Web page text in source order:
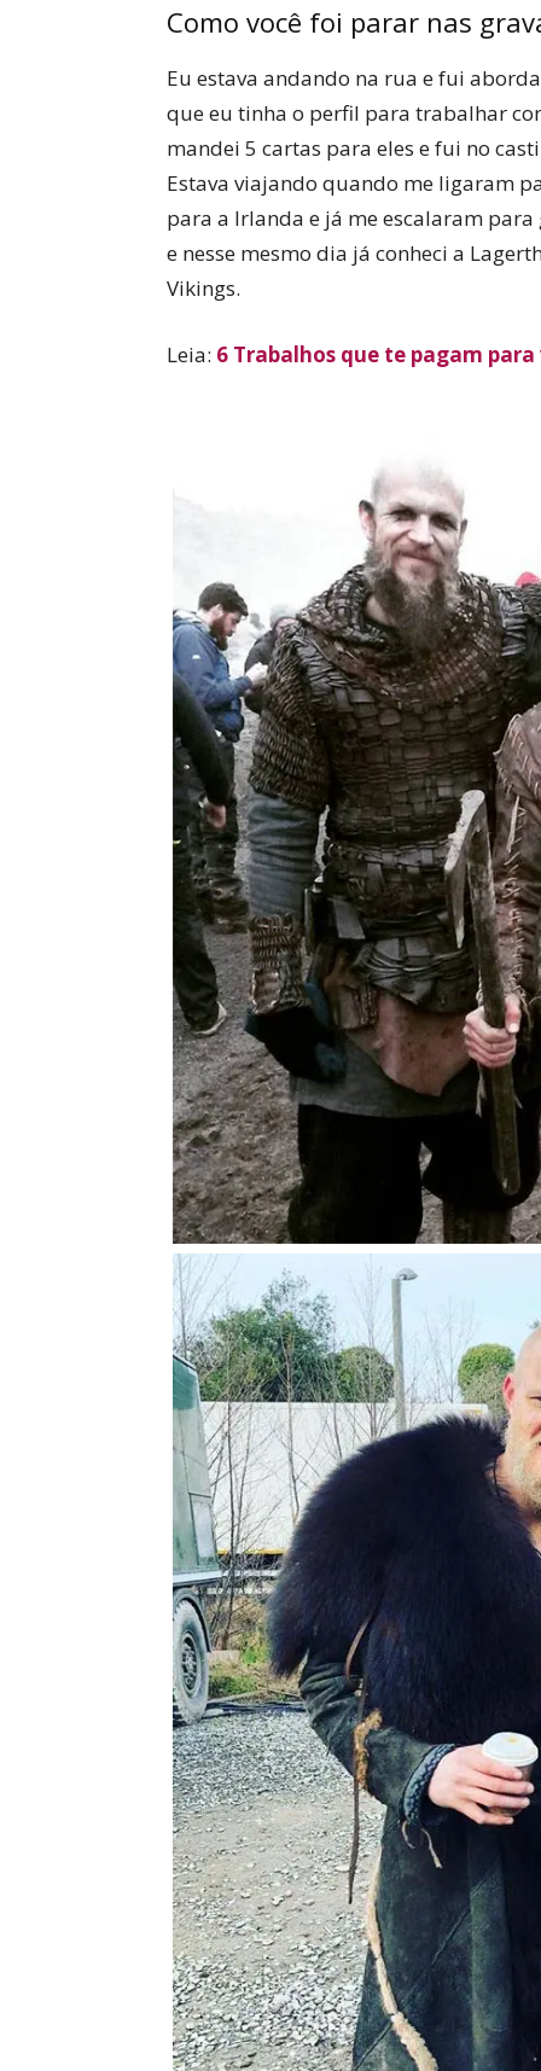
Como você foi parar nas
Eu estava andando na rua e fui
que eu tinha o perfil para trabalhar
mandei 5 cartas para eles e fui no
Estava viajando quando me ligaram
para a Irlanda e já me escalaram
e nesse mesmo dia já conheci a
Vikings.
Leia: 6 Trabalhos que te pagam